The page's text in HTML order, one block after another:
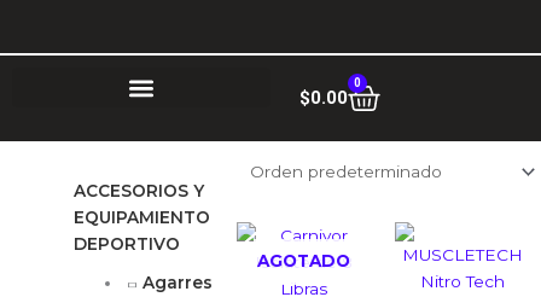
$0.00
0
Cart
ACCESORIOS Y
EQUIPAMIENTO
DEPORTIVO
Agarres
AGOTADO